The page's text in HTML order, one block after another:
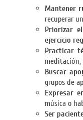
Mantener
recuperar
Priorizar
ejercicio
Practicar
meditación,
Buscar
grupos de
Expresar
música o
Ser